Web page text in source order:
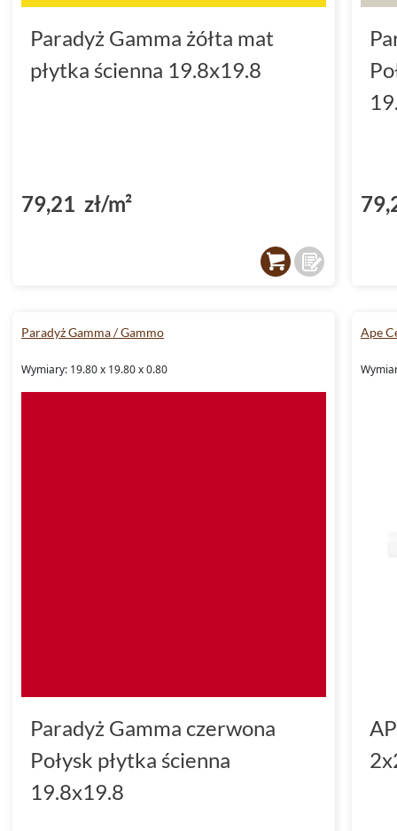
Paradyż Gamma żółta mat
płytka ścienna 19.8x19.8
79,21 zł/m²
Paradyż Gamma / Gammo
Wymiary: 19.80 x 19.80 x 0.80
Paradyż Gamma czerwona
Połysk płytka ścienna
19.8x19.8
Ape